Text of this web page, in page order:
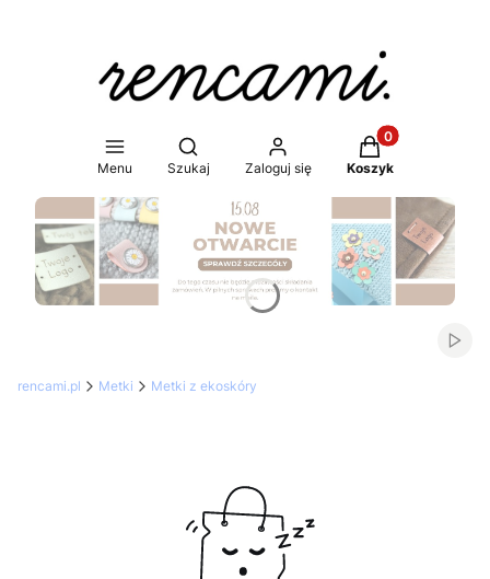
Menu
Otwórz wyszukiwarkę
Szukaj Zaloguj się
Produkty w
Koszyk
Naciśnij Enter lub spację, aby otworzyć stronę.
rencami.pl Metki Metki z ekoskóry